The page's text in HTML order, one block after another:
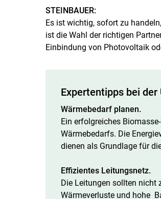
STEINBAUER:
Es ist wichtig, sofort zu
ist die Wahl der richtigen
Einbindung von Photovoltaik
Expertentipps bei
Wärmebedarf planen.
Ein erfolgreiches
Wärmebedarfs. Die
dienen als Grundlage für
Effizientes Leitungsnetz.
Die Leitungen sollten nicht
Wärmeverluste und hohe